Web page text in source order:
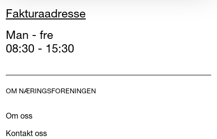
Fakturaadresse
Man - fre
08:30 - 15:30
OM NÆRINGSFORENINGEN
Om oss
Kontakt oss